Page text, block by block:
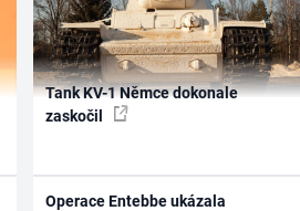
Tank KV-1 Němce dokonale
zaskočil
Operace Entebbe ukázala